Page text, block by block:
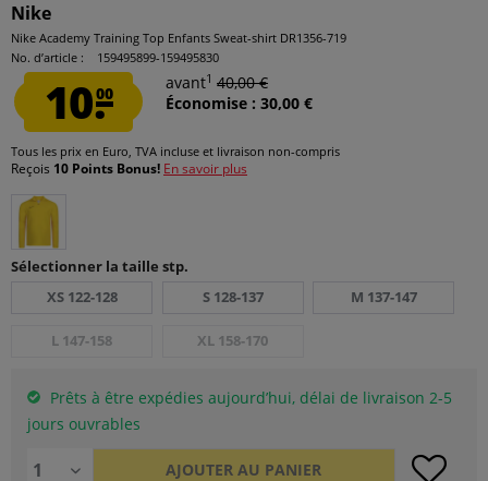
Nike
Nike Academy Training Top Enfants Sweat-shirt DR1356-719
No. d’article :
159495899-159495830
10.00
avant1 40,00 €
Économise : 30,00 €
Tous les prix en Euro, TVA incluse et livraison non-compris
Reçois 10 Points Bonus! En savoir plus
Sélectionner la taille stp.
XS 122-128
S 128-137 M 137-147
L 147-158 XL 158-170
Prêts à être expédies aujourd’hui, délai de livraison 2-5
jours ouvrables
AJOUTER AU PANIER